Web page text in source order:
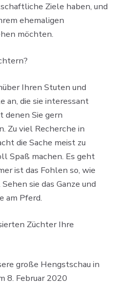
Ziele haben, und
ehemaligen
möchten.
Ihren Stuten und
an, die sie interessant
denen Sie gern
Zu viel Recherche in
die Sache meist zu
Spaß machen. Es geht
ist das Fohlen so, wie
sie das Ganze und
am Pferd.
Züchter Ihre
große Hengstschau in
8. Februar 2020